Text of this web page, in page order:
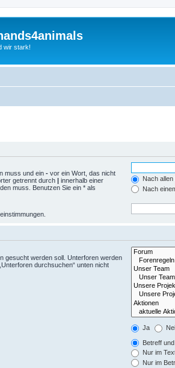
wir stark!
muss und ein - vor ein Wort, das nicht
getrennt durch | innerhalb einer
muss. Benutzen Sie ein * als
Nach
Nach
gesucht werden soll. Unterforen werden
durchsuchen“ unten nicht
Ja
Betreff
Nur im
Nur im